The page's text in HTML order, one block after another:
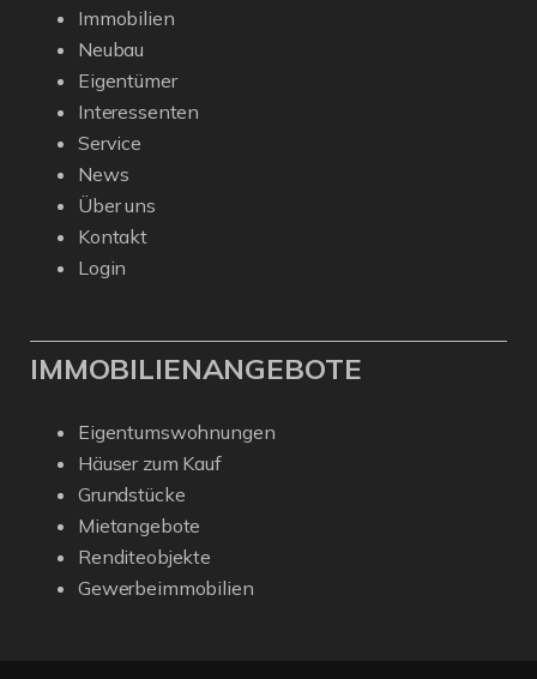
Immobilien
Neubau
Eigentümer
Interessenten
Service
News
Über uns
Kontakt
Login
IMMOBILIENANGEBOTE
Eigentumswohnungen
Häuser zum Kauf
Grundstücke
Mietangebote
Renditeobjekte
Gewerbeimmobilien